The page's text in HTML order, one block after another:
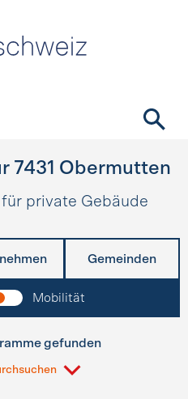
7431 Obermutten
private Gebäude
Gemeinden
Mobilität
gefunden